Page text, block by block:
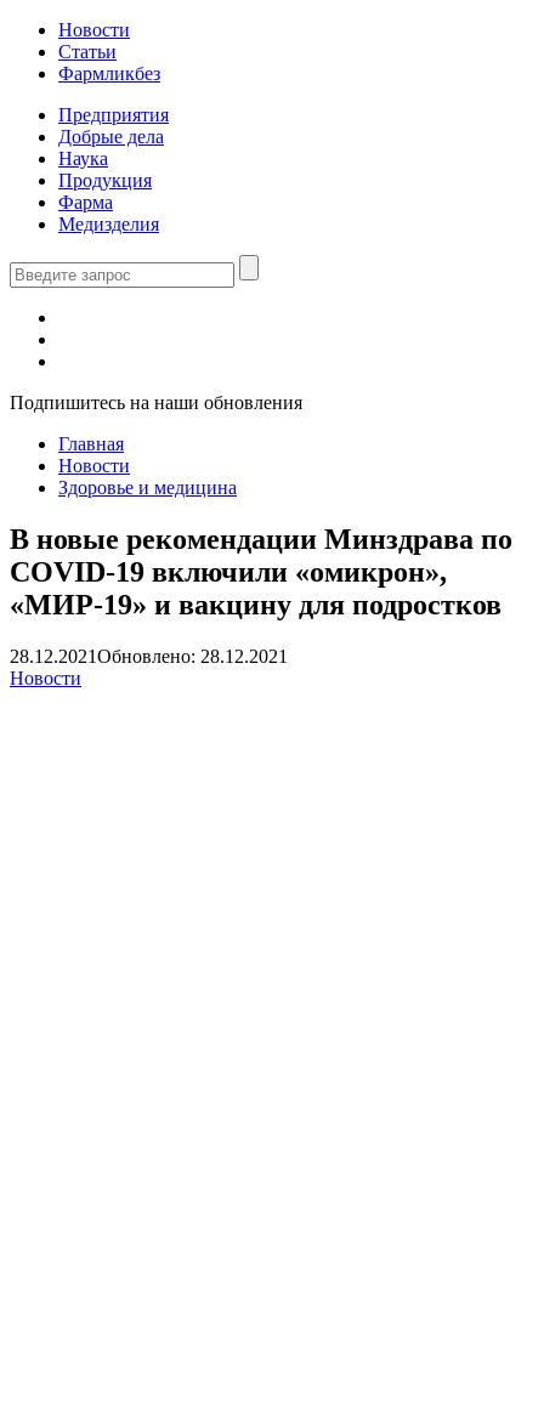
Новости
Статьи
Фармликбез
Предприятия
Добрые дела
Наука
Продукция
Фарма
Медизделия
Подпишитесь на наши обновления
Главная
Новости
Здоровье и медицина
В новые рекомендации Минздрава по
COVID-19 включили «омикрон»,
«МИР-19» и вакцину для подростков
28.12.2021Обновлено: 28.12.2021
Новости